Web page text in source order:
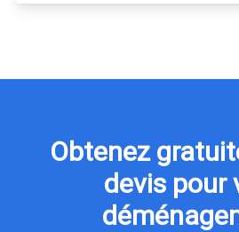
Obtenez
devis pour